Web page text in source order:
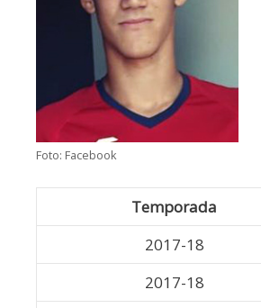
Foto: Facebook
Temporada
2017-18
2017-18